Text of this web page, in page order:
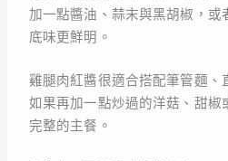
加一點醬油、蒜末與黑胡椒，或
底味更鮮明。
雞腿肉紅醬很適合搭配筆管麵、
如果再加一點炒過的洋菇、甜椒
完整的主餐。